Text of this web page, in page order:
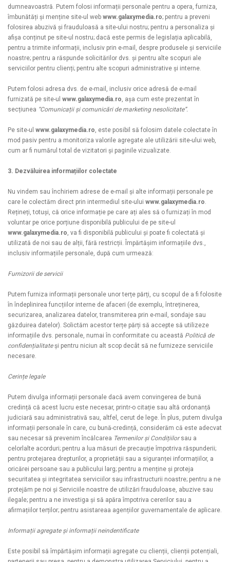
dumneavoastră. Putem folosi informații personale pentru a opera, furniza,
îmbunătăți și menține site-ul web www.galaxymedia.ro; pentru a preveni
folosirea abuzivă și frauduloasă a site-ului nostru; pentru a personaliza și
afișa conținut pe site-ul nostru; dacă este permis de legislația aplicabilă,
pentru a trimite informații, inclusiv prin e-mail, despre produsele și serviciile
noastre; pentru a răspunde solicitărilor dvs. și pentru alte scopuri ale
serviciilor pentru clienți; pentru alte scopuri administrative și interne.
Putem folosi adresa dvs. de e-mail, inclusiv orice adresă de e-mail
furnizată pe site-ul www.galaxymedia.ro, așa cum este prezentat în
secțiunea “Comunicații și comunicări de marketing nesolicitate”.
Pe site-ul www.galaxymedia.ro, este posibil să folosim datele colectate în
mod pasiv pentru a monitoriza valorile agregate ale utilizării site-ului web,
cum ar fi numărul total de vizitatori și paginile vizualizate.
3. Dezvăluirea informațiilor colectate
Nu vindem sau închiriem adrese de e-mail și alte informații personale pe
care le colectăm direct prin intermediul site-ului www.galaxymedia.ro.
Rețineți, totuși, că orice informație pe care ați ales să o furnizați în mod
voluntar pe orice porțiune disponibilă publicului de pe site-ul
www.galaxymedia.ro, va fi disponibilă publicului și poate fi colectată și
utilizată de noi sau de alții, fără restricții. Împărtășim informațiile dvs.,
inclusiv informațiile personale, după cum urmează:
Furnizorii de servicii
Putem furniza informații personale unor terțe părți, cu scopul de a fi folosite
în îndeplinirea funcțiilor interne de afaceri (de exemplu, întreținerea,
securizarea, analizarea datelor, transmiterea prin e-mail, sondaje sau
găzduirea datelor). Solictăm acestor terțe părți să accepte să utilizeze
informațiile dvs. personale, numai în conformitate cu această Politică de
confidențialitateși pentru niciun alt scop decât să ne furnizeze serviciile
necesare.
Cerințe legale
Putem divulga informații personale dacă avem convingerea de bună
credință că acest lucru este necesar, printr-o citație sau altă ordonanță
judiciară sau administrativă sau, altfel, cerut de lege. În plus, putem divulga
informații personale în care, cu bună-credință, considerăm că este adecvat
sau necesar să prevenim încălcarea Termenilor și Condițiilorsau a
celorlalte acorduri; pentru a lua măsuri de precauție împotriva răspunderii;
pentru protejarea drepturilor, a proprietății sau a siguranței informațiilor, a
oricărei persoane sau a publicului larg; pentru a menține și proteja
securitatea și integritatea serviciilor sau infrastructurii noastre; pentru a ne
protejăm pe noi și Serviciile noastre de utilizări frauduloase, abuzive sau
ilegale; pentru a ne investiga și să apăra împotriva cererilor sau a
afirmațiilor terților; pentru asistareaa agențiilor guvernamentale de aplicare.
Informații agregate și informații neindentificate
Este posibil să împărtășim informații agregate cu clienții, clienții potențiali,